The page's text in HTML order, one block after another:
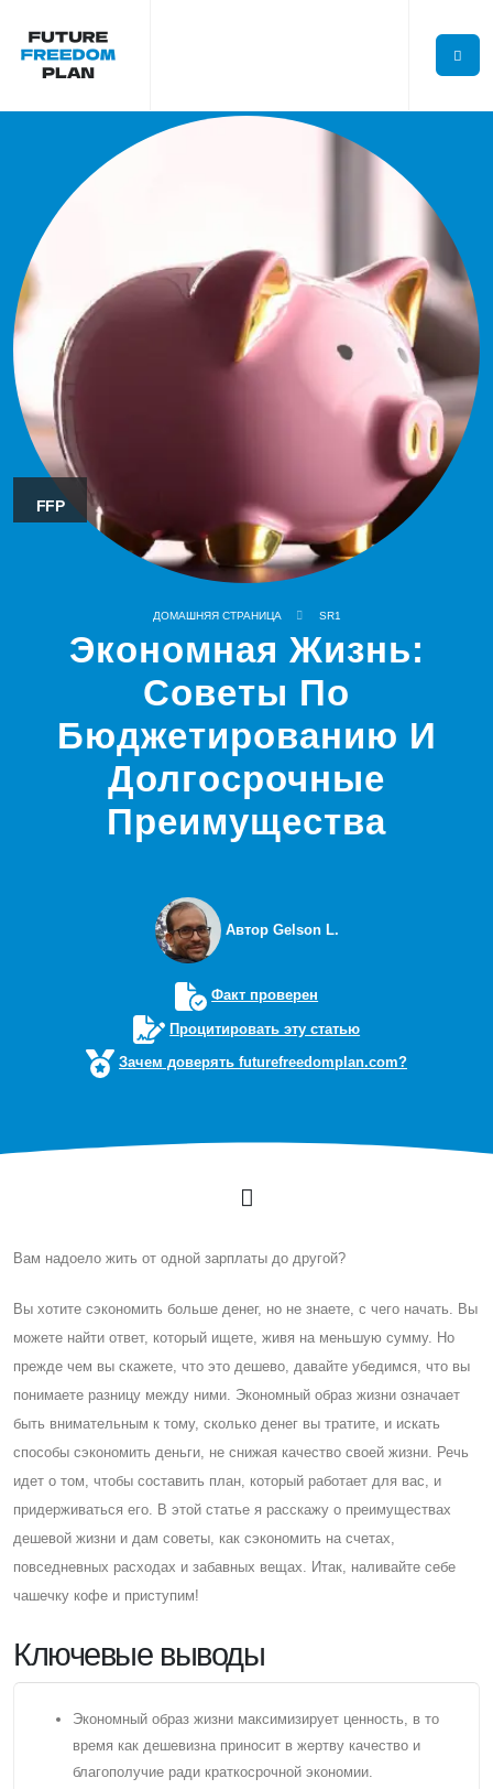
FFP
ДОМАШНЯЯ СТРАНИЦА SR1
Экономная Жизнь:
Советы По
Бюджетированию И
Долгосрочные
Преимущества
Автор Gelson L.
Факт проверен
Процитировать эту статью
Зачем доверять futurefreedomplan.com?
Вам надоело жить от одной зарплаты до другой?
Вы хотите сэкономить больше денег, но не знаете, с чего начать. Вы
можете найти ответ, который ищете, живя на меньшую сумму. Но
прежде чем вы скажете, что это дешево, давайте убедимся, что вы
понимаете разницу между ними. Экономный образ жизни означает
быть внимательным к тому, сколько денег вы тратите, и искать
способы сэкономить деньги, не снижая качество своей жизни. Речь
идет о том, чтобы составить план, который работает для вас, и
придерживаться его. В этой статье я расскажу о преимуществах
дешевой жизни и дам советы, как сэкономить на счетах,
повседневных расходах и забавных вещах. Итак, наливайте себе
чашечку кофе и приступим!
Ключевые выводы
Экономный образ жизни максимизирует ценность, в то
время как дешевизна приносит в жертву качество и
благополучие ради краткосрочной экономии.